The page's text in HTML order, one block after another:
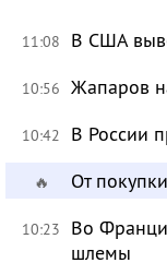
11:08 В США
10:56 Жапаров
10:42 В России
🔥 От
10:23
Во
шлемы